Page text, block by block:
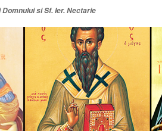
si Sf. Ier. Nectarie